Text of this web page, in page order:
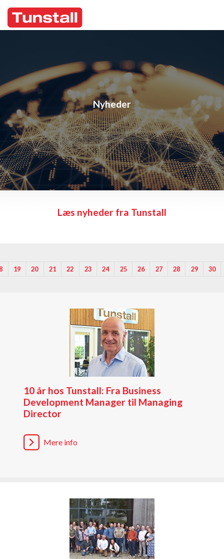
Nyheder
Læs nyheder fra Tunstall
19 20 21 22 23 24 25 26 27 28 29 30
10 år hos Tunstall: Fra Business
Development Manager til Managing
Director
Mere info